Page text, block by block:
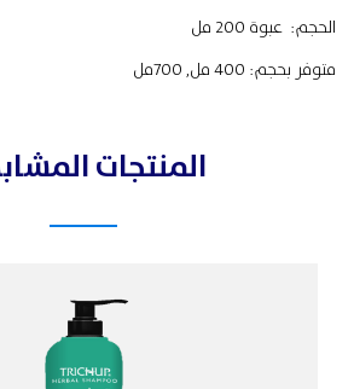
الحجم: عبوة 200 مل
متوفر بحجم: 400 مل, 700مل
المنتجات